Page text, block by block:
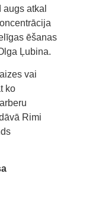
atkal
ēšanas
Ļubina.
vai
ko
Rimi